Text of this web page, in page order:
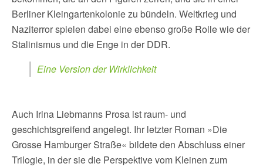
Berliner Kleingartenkolonie zu bündeln. Weltkrieg und
Naziterror spielen dabei eine ebenso große Rolle wie der
Stalinismus und die Enge in der DDR.
Eine Version der Wirklichkeit
Auch Irina Liebmanns Prosa ist raum- und
geschichtsgreifend angelegt. Ihr letzter Roman »Die
Grosse Hamburger Straße« bildete den Abschluss einer
Trilogie, in der sie die Perspektive vom Kleinen zum